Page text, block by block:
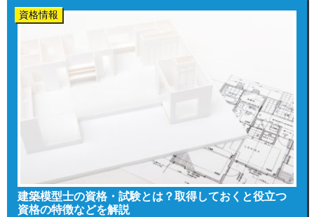
資格情報
建築模型士の資格・試験とは？取得しておくと役立つ
資格の特徴などを解説